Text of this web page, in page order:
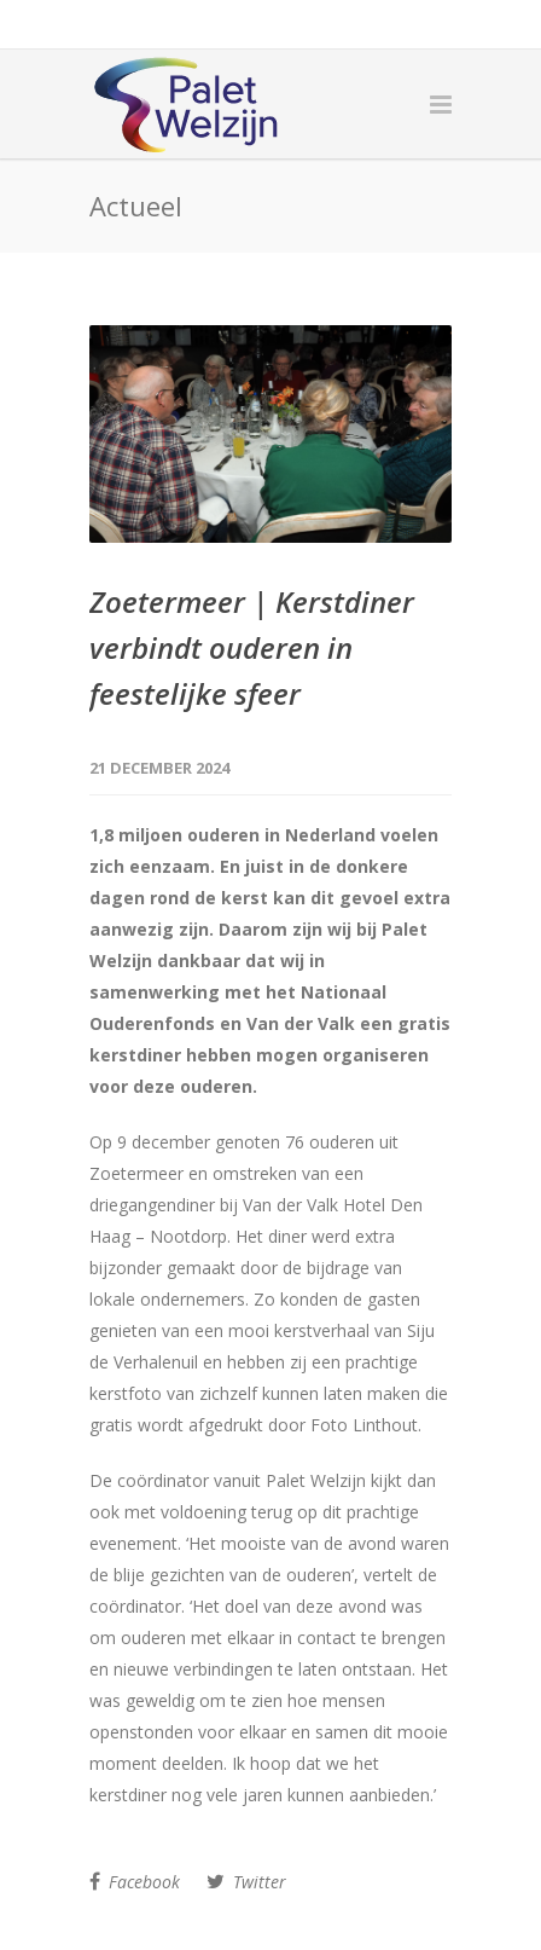
Actueel
Zoetermeer | Kerstdiner
verbindt ouderen in
feestelijke sfeer
21 DECEMBER 2024
1,8 miljoen ouderen in Nederland voelen
zich eenzaam. En juist in de donkere
dagen rond de kerst kan dit gevoel extra
aanwezig zijn. Daarom zijn wij bij Palet
Welzijn dankbaar dat wij in
samenwerking met het Nationaal
Ouderenfonds en Van der Valk een gratis
kerstdiner hebben mogen organiseren
voor deze ouderen.
Op 9 december genoten 76 ouderen uit
Zoetermeer en omstreken van een
driegangendiner bij Van der Valk Hotel Den
Haag – Nootdorp. Het diner werd extra
bijzonder gemaakt door de bijdrage van
lokale ondernemers. Zo konden de gasten
genieten van een mooi kerstverhaal van Siju
de Verhalenuil en hebben zij een prachtige
kerstfoto van zichzelf kunnen laten maken die
gratis wordt afgedrukt door Foto Linthout.
De coördinator vanuit Palet Welzijn kijkt dan
ook met voldoening terug op dit prachtige
evenement. ‘Het mooiste van de avond waren
de blije gezichten van de ouderen’, vertelt de
coördinator. ‘Het doel van deze avond was
om ouderen met elkaar in contact te brengen
en nieuwe verbindingen te laten ontstaan. Het
was geweldig om te zien hoe mensen
openstonden voor elkaar en samen dit mooie
moment deelden. Ik hoop dat we het
kerstdiner nog vele jaren kunnen aanbieden.’
Facebook Twitter